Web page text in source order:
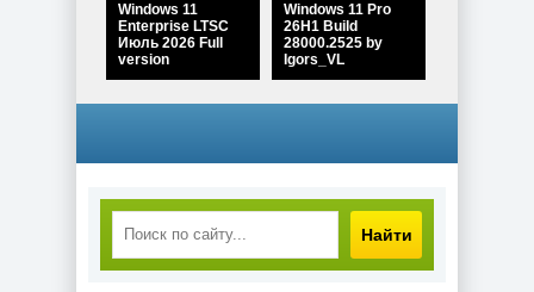
Windows 11
Enterprise LTSC
Июль 2026 Full
version
Windows 11 Pro
26H1 Build
28000.2525 by
Igors_VL
Windows 10 Pro
Найти